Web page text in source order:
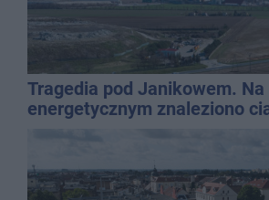
Tragedia pod Janikowem. Na
energetycznym znaleziono